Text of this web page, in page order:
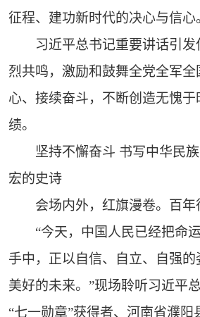
征程、建功新时代的决心与信心
习近平总书记重要讲话引发
烈共鸣，激励和鼓舞全党全军
心、接续奋斗，不断创造无愧
绩。
坚持不懈奋斗 书写中华民族
宏的史诗
会场内外，红旗漫卷。百年
“今天，中国人民已经把命运
手中，正以自信、自立、自强的
美好的未来。”现场聆听习近平
“七一勋章”获得者、河南省濮